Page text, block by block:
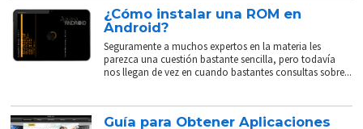
¿Cómo instalar una ROM en
Android?
Seguramente a muchos expertos en la materia les
parezca una cuestión bastante sencilla, pero todavía
nos llegan de vez en cuando bastantes consultas sobre...
Guía para Obtener Aplicaciones